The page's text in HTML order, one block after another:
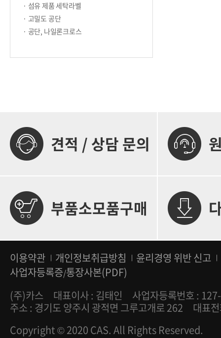
· 섬유 제품 세탁라벨
· 고밀도 공단
· 공단, 나일론크로스
견적 / 상담 문의
부품소모품구매
이용약관 개인정보취급방침
윤리경영 위반 신고
사업자등록증/통장사본(PDF)
(주)카스
대표이사 : 김태인
사업자등록번호 :
주소 : 경기도 양주시 광적면 그루고개로 262
대표
Copyright © 2020 CAS. All Rights Reserved.